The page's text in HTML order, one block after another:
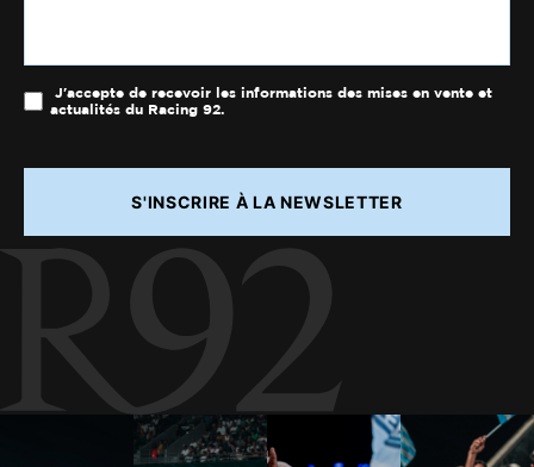
J'accepte de recevoir les informations des mises en vente et
actualités du Racing 92.
S'INSCRIRE À LA NEWSLETTER